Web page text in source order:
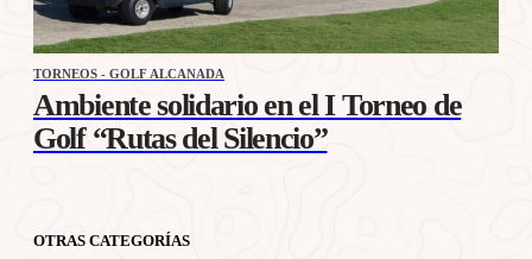
TORNEOS - GOLF ALCANADA
Ambiente solidario en el I Torneo de
Golf “Rutas del Silencio”
OTRAS CATEGORÍAS